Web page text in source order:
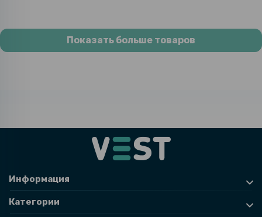
Показать больше товаров
Информация
Категории